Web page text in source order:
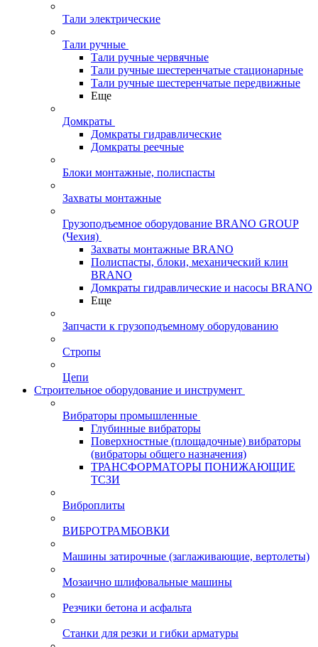
Тали электрические
Тали ручные
Тали ручные червячные
Тали ручные шестеренчатые стационарные
Тали ручные шестеренчатые передвижные
Еще
Домкраты
Домкраты гидравлические
Домкраты реечные
Блоки монтажные, полиспасты
Захваты монтажные
Грузоподъемное оборудование BRANO GROUP
(Чехия)
Захваты монтажные BRANO
Полиспасты, блоки, механический клин
BRANO
Домкраты гидравлические и насосы BRANO
Еще
Запчасти к грузоподъемному оборудованию
Стропы
Цепи
Строительное оборудование и инструмент
Вибраторы промышленные
Глубинные вибраторы
Поверхностные (площадочные) вибраторы
(вибраторы общего назначения)
ТРАНСФОРМАТОРЫ ПОНИЖАЮЩИЕ
ТСЗИ
Виброплиты
ВИБРОТРАМБОВКИ
Машины затирочные (заглаживающие, вертолеты)
Мозаично шлифовальные машины
Резчики бетона и асфальта
Станки для резки и гибки арматуры